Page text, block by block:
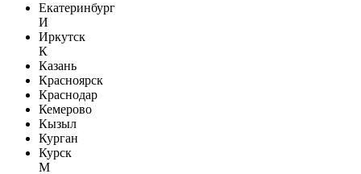
Екатеринбург
И
Иркутск
К
Казань
Красноярск
Краснодар
Кемерово
Кызыл
Курган
Курск
М